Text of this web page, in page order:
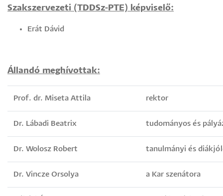
Szakszervezeti (TDDSz-PTE) képviselő:
Erát Dávid
Állandó meghívottak:
Prof. dr. Miseta Attila rektor
Dr. Lábadi Beatrix tudományos és
Dr. Wolosz Robert tanulmányi és
Dr. Vincze Orsolya a Kar szenátora